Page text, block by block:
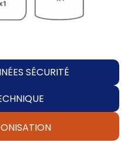
SÉCURITÉ